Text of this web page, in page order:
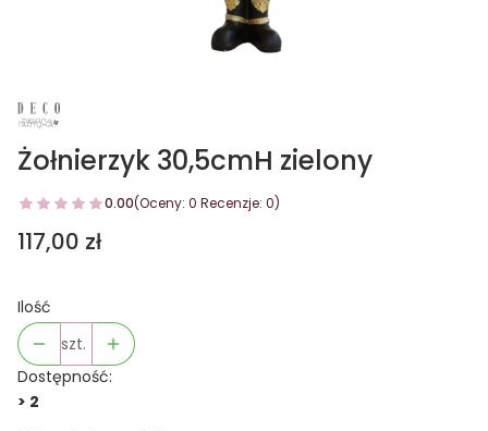
Żołnierzyk 30,5cmH zielony
0.00(Oceny: 0 Recenzje: 0)
Cena
117,00 zł
Ilość
szt.
Dostępność:
> 2